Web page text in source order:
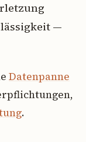
—
Datenpanne
.